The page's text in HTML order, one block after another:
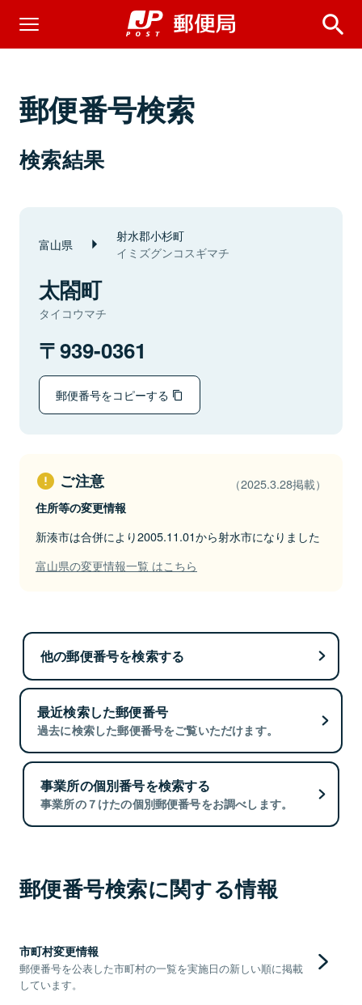
郵便番号検索
検索結果
富山県 射水郡小杉町
イミズグンコスギマチ
太閤町
タイコウマチ
939-0361
郵便番号をコピーする
ご注意 （2025.3.28掲載）
住所等の変更情報
新湊市は合併により2005.11.01から射水市になりました
富山県の変更情報一覧 はこちら
他の郵便番号を検索する
最近検索した郵便番号
過去に検索した郵便番号をご覧いただけます。
事業所の個別番号を検索する
事業所の７けたの個別郵便番号をお調べします。
郵便番号検索に関する情報
市町村変更情報
郵便番号を公表した市町村の一覧を実施日の新しい順に掲載
しています。